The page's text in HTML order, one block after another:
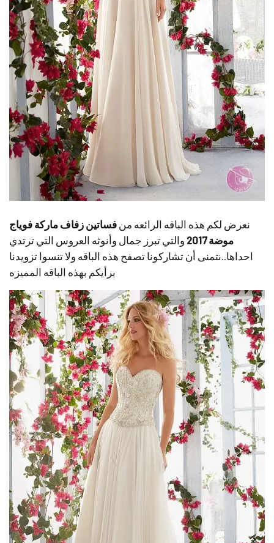
نعرض لكم هذه الباقه الرائعه من فساتين زفاف ماركة فوياج
موضة 2017
والتي تبرز جمال وأنوثه العروس التي ترتدي
احداها..نتمنى أن تشاركونا تصفح هذه الباقه ولا تنسوا تزويدنا
برأيكم بهذه الباقه المميزه